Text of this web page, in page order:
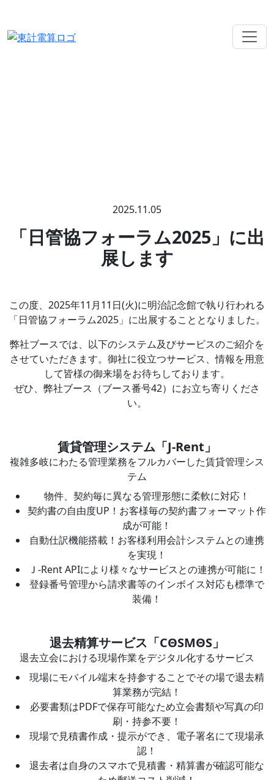
2025.11.05
「日管協フォーラム2025」に出
展します
この度、2025年11月11日(火)に明治記念館で執り行われる
「日管協フォーラム2025」に出展することとなりました。
弊社ブースでは、以下のシステム及びサービスのご紹介を
させていただきます。御社に役立つサービス、情報を用意
して皆様の御来場をお待ちしております。
ぜひ、弊社ブース（ブース番号42）にお立ち寄りくださ
い。
賃貸管理システム「J-Rent」
複雑多岐にわたる管理業務をフルカバーした賃貸管理シス
テム
物件、契約毎に異なる管理形態に柔軟に対応！
契約書の自由度UP！お客様毎の契約書フォーマット作
成が可能！
自動仕訳機能搭載！お客様利用会計システムとの連携
を実現！
Ｊ-Rent APIにより様々なサービスとの連携が可能に！
登録番号管理から請求書等のインボイス対応も標準で
装備！
退去精算サービス「CΘSMΘS」
退去立会における現場作業をデジタル化するサービス
現場にモバイル端末を持参することでその場で退去精
算業務が完結！
必要書類はPDFで保存可能なため立会書類や写真の印
刷・持参不要！
現場で見積書作成・提示ができ、電子署名にて現場承
認！
退去者は自身のスマホで見積書・精算書が確認可能な